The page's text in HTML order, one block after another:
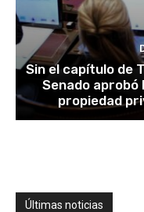
Sin el capítulo de
Senado aprobó
propiedad
Últimas noticias